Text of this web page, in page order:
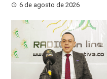
6 de agosto de 2026